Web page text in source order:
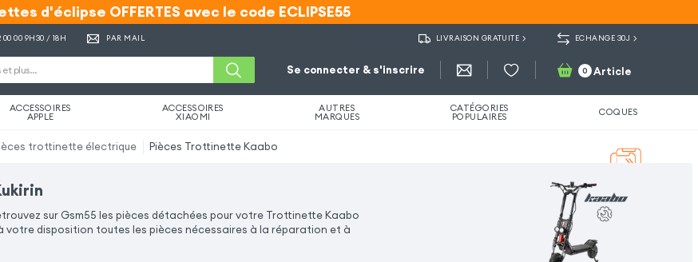
d'éclipse OFFERTES avec le code ECLIPSE55
d'éclipse OFFERTES avec le code ECLIPSE55
00 00 9H30 / 18H PAR MAIL LIVRAISON GRATUITE ECHANGE 30J
Se connecter & s'inscrire 0 Article
ACCESSOIRES
APPLE
ACCESSOIRES
XIAOMI
AUTRES
MARQUES
CATÉGORIES
POPULAIRES COQUES
trottinette électrique Pièces Trottinette Kaabo
sur Gsm55 les pièces détachées pour votre Trottinette Kaabo
disposition toutes les pièces nécessaires à la réparation et à